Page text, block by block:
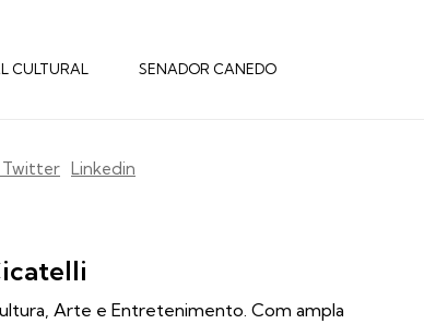
CULTURAL SENADOR CANEDO
Linkedin
Arte e Entretenimento. Com ampla